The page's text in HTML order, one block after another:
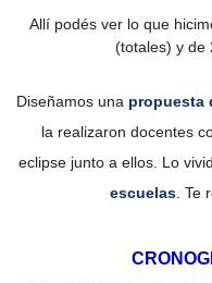
Allí podés ver lo que
(totales) y de
Diseñamos una propuesta
la realizaron docentes
eclipse junto a ellos. Lo
escuelas. Te